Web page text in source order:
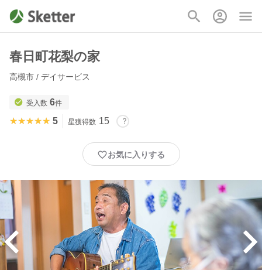
春日町花梨の家
高槻市 / デイサービス
受入数 6件
★★★★★
★★★★★ 5 星獲得数 15
お気に入りする